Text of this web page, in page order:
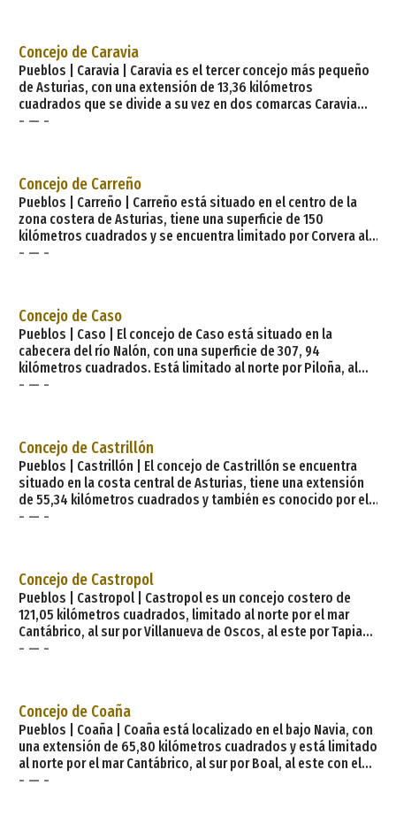
comprende los concejos de Tineo, Allande, Ibia
Concejo de Caravia
Pueblos | Caravia | Caravia es el tercer concejo más pequeño
de Asturias, con una extensión de 13,36 kilómetros
cuadrados que se divide a su vez en dos comarcas Caravia
Alta y Caravia Baja. Limita al norte con el mar Cantábrico, al
unos 68 kilómetros de
- — -
Concejo de Carreño
Pueblos | Carreño | Carreño está situado en el centro de la
zona costera de Asturias, tiene una superficie de 150
kilómetros cuadrados y se encuentra limitado por Corvera al
oeste, con Gozón y el mar Cantábrico al norte, con el mar
- — -
Concejo de Caso
Pueblos | Caso | El concejo de Caso está situado en la
cabecera del río Nalón, con una superficie de 307, 94
kilómetros cuadrados. Está limitado al norte por Piloña, al
sur por la provincia de León, al este por Ponga y al oeste por
- — -
Concejo de Castrillón
Pueblos | Castrillón | El concejo de Castrillón se encuentra
situado en la costa central de Asturias, tiene una extensión
de 55,34 kilómetros cuadrados y también es conocido por el
concejo de las siete playas, aunque tiene muchas más a
- — -
Concejo de Castropol
Pueblos | Castropol | Castropol es un concejo costero de
121,05 kilómetros cuadrados, limitado al norte por el mar
Cantábrico, al sur por Villanueva de Oscos, al este por Tapia
de Casariego, El Franco y Boal y al oeste por Vegadeo y por la
640 que
- — -
Concejo de Coaña
Pueblos | Coaña | Coaña está localizado en el bajo Navia, con
una extensión de 65,80 kilómetros cuadrados y está limitado
al norte por el mar Cantábrico, al sur por Boal, al este con el
río Navia separándolo a su vez del concejo de Navia y de
- — -